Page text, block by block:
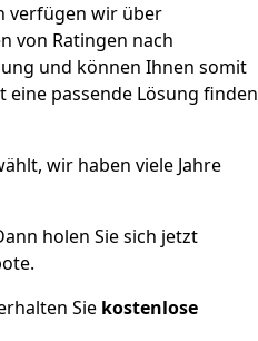
verfügen wir über
von Ratingen nach
und können Ihnen somit
passende Lösung finden
wir haben viele Jahre
holen Sie sich jetzt
Sie kostenlose